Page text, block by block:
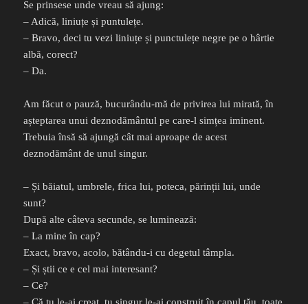
Se prinsese unde vreau să ajung:
– Adică, liniuțe și puntulețe.
– Bravo, deci tu vezi liniuțe și punctulețe negre pe o hârtie
albă, corect?
– Da.
Am făcut o pauză, bucurându-mă de privirea lui mirată, în
așteptarea unui deznodământul pe care-l simțea iminent.
Trebuia însă să ajungă cât mai aproape de acest
deznodământ de unul singur.
– Și băiatul, umbrele, frica lui, poteca, părinții lui, unde
sunt?
După alte câteva secunde, se luminează:
– La mine în cap?
Exact, bravo, acolo, bătându-i cu degetul tâmpla.
– Și știi ce e cel mai interesant?
– Ce?
– Că tu le-ai creat, tu singur le-ai construit în capul tău, toate